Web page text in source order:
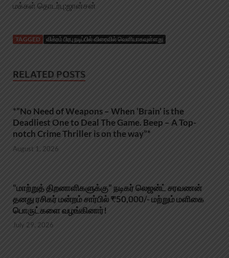
மக்கள் தொடர்பு​​​:​ஜான்சன்
TAGGED விக்ரம் பிரபு நடிப்பில் விரைவில் வெளியாகவுள்ளது
RELATED POSTS
*”No Need of Weapons – When ‘Brain’ is the
Deadliest One to Deal The Game. Beep – A Top-
notch Crime Thriller is on the way”*
August 1, 2026
“மாற்றுத் திறனாளிகளுக்கு” நடிகர் லெஜன்ட் சரவணன்
தனது ரசிகர் மன்றம் சார்பில் ₹50,000/- மற்றும் மளிகை
பொருட்களை வழங்கினார்!
July 29, 2026